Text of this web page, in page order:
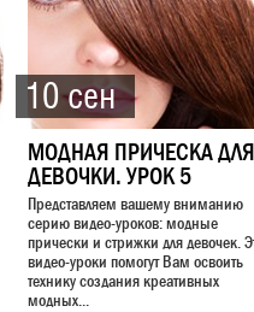
10 сен
МОДНАЯ ПРИЧЕСКА ДЛЯ
ДЕВОЧКИ. УРОК 5
Представляем вашему вниманию
серию видео-уроков: модные
прически и стрижки для девочек.
видео-уроки помогут Вам освоить
технику создания креативных
модных...